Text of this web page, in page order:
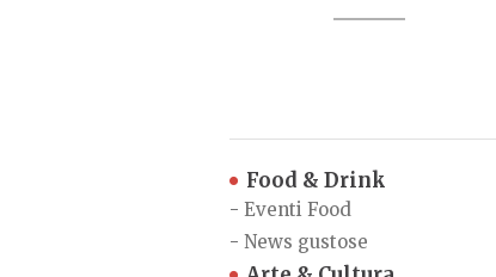
Food & Drink
- Eventi Food
- News gustose